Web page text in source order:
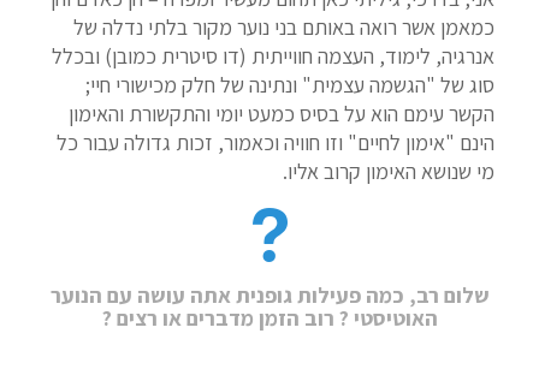
כמאמן אשר רואה באותם בני נוער מקור בלתי נדלה של
אנרגיה, לימוד, העצמה חווייתית (דו סיטרית כמובן) ובכלל
סוג של "הגשמה עצמית" ונתינה של חלק מכישורי חיי;
הקשר עימם הוא על בסיס כמעט יומי והתקשורת והאימון
הינם "אימון לחיים" וזו חוויה וכאמור, זכות גדולה עבור כל
מי שנושא האימון קרוב אליו.
שלום רב, כמה פעילות גופנית אתה עושה עם הנוער
האוטיסטי ? רוב הזמן מדברים או רצים ?